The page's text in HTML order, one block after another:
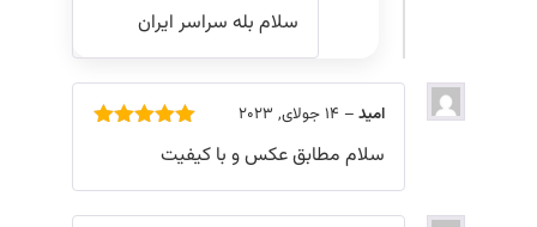
سلام بله سراسر ایران
5
–14 جولای, 2023
سلام مطابق عکس و با کیفیت